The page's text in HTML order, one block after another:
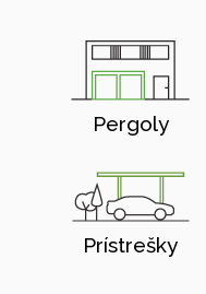
Pergoly
Prístrešky